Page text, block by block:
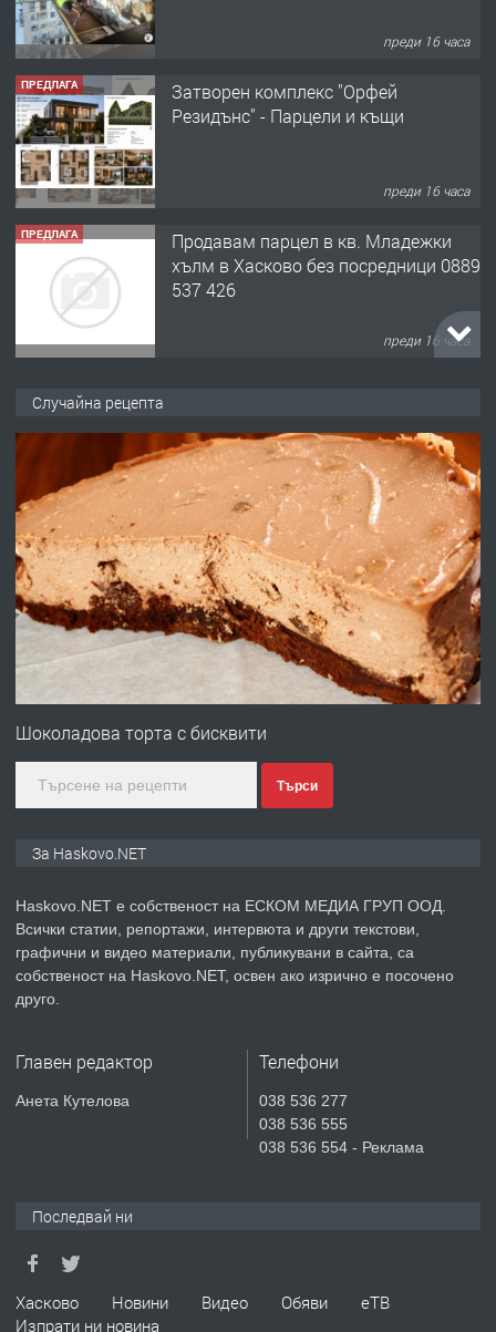
преди 16 часа
ПРЕДЛАГА
Затворен комплекс "Орфей
Резидънс" - Парцели и къщи
преди 16 часа
ПРЕДЛАГА
Продавам парцел в кв. Младежки
хълм в Хасково без посредници 0889
537 426
преди 16 часа
преди 16 часа
ПРЕДЛАГА Под НАЕМ двустаен Орфей
преди 3 дни
Нов апартамент на ул. Липа до
преди 4 дни
ПРЕДЛАГА
НАПЪЛНО ОБЗАВЕДЕН И
Давам гараж под наем
Любен Каравелов, Хасково-близо до
Случайна рецепта
Шоколадова торта с бисквити
Търси
За Haskovo.NET
Haskovo.NET е собственост на ЕСКОМ МЕДИА ГРУП ООД.
Всички статии, репортажи, интервюта и други текстови,
графични и видео материали, публикувани в сайта, са
собственост на Haskovo.NET, освен ако изрично е посочено
друго.
Главен редактор
Анета Кутелова
Телефони
038 536 277
038 536 555
038 536 554 - Реклама
Последвай ни
Хасково Новини Видео Обяви
еТВ
Изпрати ни новина